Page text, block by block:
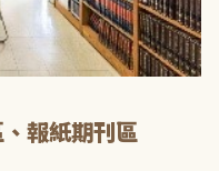
報紙期刊區